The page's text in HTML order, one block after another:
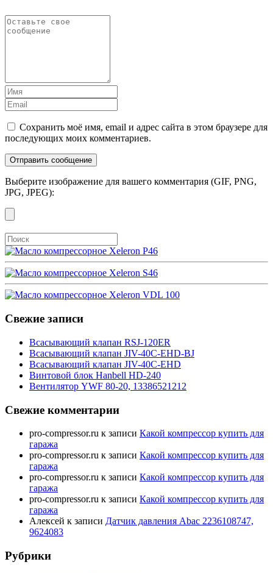
Сохранить моё имя, email и адрес сайта в этом браузере для
последующих моих комментариев.
Выберите изображение для вашего комментария (GIF, PNG,
JPG, JPEG):
Свежие записи
Всасывающий клапан RSJ-120ER
Всасывающий клапан JIV-40C-EHD-BJ
Всасывающий клапан JIV-40C-EHD
Винтовой блок Hanbell HD-240
Вентилятор YWF 80-20, 13386521212
Свежие комментарии
pro-compressor.ru к записи Какой компрессор купить для
гаража
pro-compressor.ru к записи Какой компрессор купить для
гаража
pro-compressor.ru к записи Какой компрессор купить для
гаража
pro-compressor.ru к записи Какой компрессор купить для
гаража
Алексей к записи Датчик давления Abac 2236108747,
9624083
Рубрики